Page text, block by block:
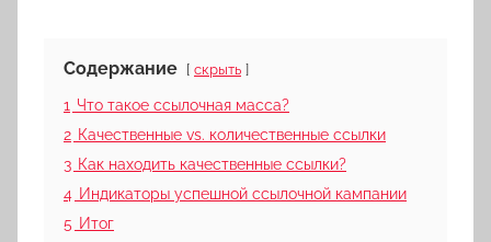
Содержание скрыть
1 Что такое ссылочная масса?
2 Качественные vs. количественные ссылки
3 Как находить качественные ссылки?
4 Индикаторы успешной ссылочной кампании
5 Итог